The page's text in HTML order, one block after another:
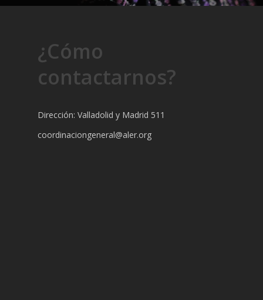
¿Cómo
contactarnos?
Dirección: Valladolid y Madrid 511
coordinaciongeneral@aler.org